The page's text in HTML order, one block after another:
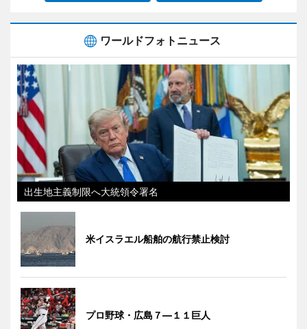
ワールドフォトニュース
出生地主義制限へ大統領令署名
米イスラエル船舶の航行禁止検討
プロ野球・広島７―１１巨人